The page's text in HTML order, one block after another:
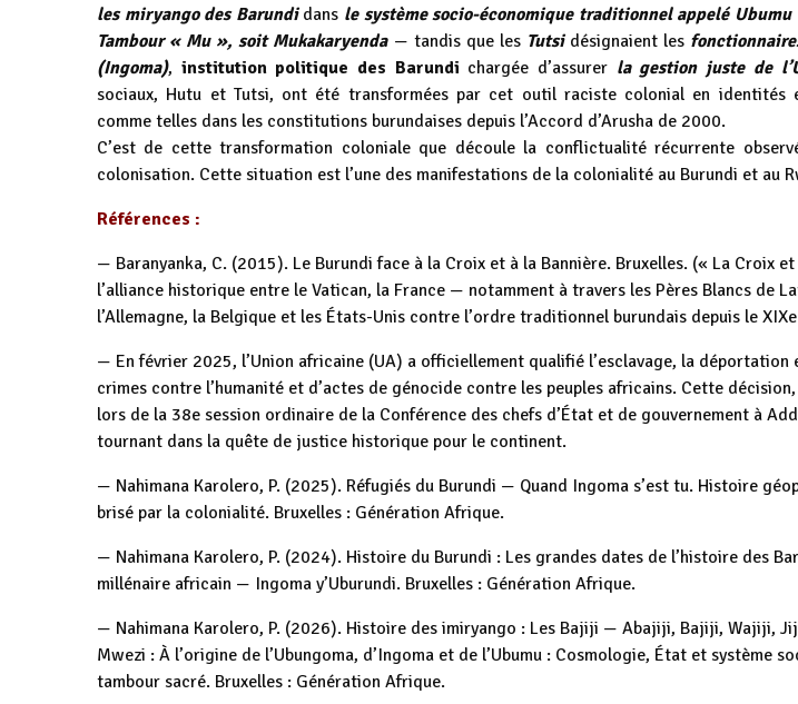
les miryango des Barundidans le système socio-économique traditionnel appelé
Tambour « Mu », soit Mukakaryenda— tandis que les Tutsi désignaient les
(Ingoma), institution politique des Barundi chargée d’assurer la gestion juste de
sociaux, Hutu et Tutsi, ont été transformées par cet outil raciste colonial en identités
comme telles dans les constitutions burundaises depuis l’Accord d’Arusha de 2000.
C’est de cette transformation coloniale que découle la conflictualité récurrente
colonisation. Cette situation est l’une des manifestations de la colonialité au Burundi et au
Références :
— Baranyanka, C. (2015). Le Burundi face à la Croix et à la Bannière. Bruxelles. (« La Croix
l’alliance historique entre le Vatican, la France — notamment à travers les Pères Blancs de
l’Allemagne, la Belgique et les États-Unis contre l’ordre traditionnel burundais depuis le
— En février 2025, l’Union africaine (UA) a officiellement qualifié l’esclavage, la
crimes contre l’humanité et d’actes de génocide contre les peuples africains. Cette
lors de la 38e session ordinaire de la Conférence des chefs d’État et de gouvernement à
tournant dans la quête de justice historique pour le continent.
— Nahimana Karolero, P. (2025). Réfugiés du Burundi — Quand Ingoma s’est tu. Histoire
brisé par la colonialité. Bruxelles : Génération Afrique.
— Nahimana Karolero, P. (2024). Histoire du Burundi : Les grandes dates de l’histoire des
millénaire africain — Ingoma y’Uburundi. Bruxelles : Génération Afrique.
— Nahimana Karolero, P. (2026). Histoire des imiryango : Les Bajiji — Abajiji, Bajiji, Wajiji,
Mwezi : À l’origine de l’Ubungoma, d’Ingoma et de l’Ubumu : Cosmologie, État et système
tambour sacré. Bruxelles : Génération Afrique.